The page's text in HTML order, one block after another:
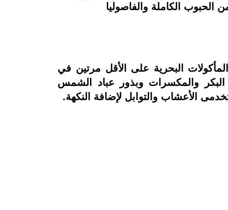
الكاملة والفاصوليا
البحرية على الأقل مرتين في
البكر والمكسرات وبذور عباد الشمس
الأعشاب والتوابل لإضافة النكهة.